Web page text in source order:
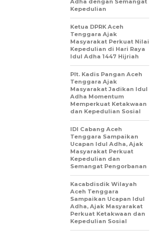
Adha dengan Semangat
Kepedulian
Ketua DPRK Aceh
Tenggara Ajak
Masyarakat Perkuat Nilai
Kepedulian di Hari Raya
Idul Adha 1447 Hijriah
Plt. Kadis Pangan Aceh
Tenggara Ajak
Masyarakat Jadikan Idul
Adha Momentum
Memperkuat Ketakwaan
dan Kepedulian Sosial
IDI Cabang Aceh
Tenggara Sampaikan
Ucapan Idul Adha, Ajak
Masyarakat Perkuat
Kepedulian dan
Semangat Pengorbanan
Kacabdisdik Wilayah
Aceh Tenggara
Sampaikan Ucapan Idul
Adha, Ajak Masyarakat
Perkuat Ketakwaan dan
Kepedulian Sosial